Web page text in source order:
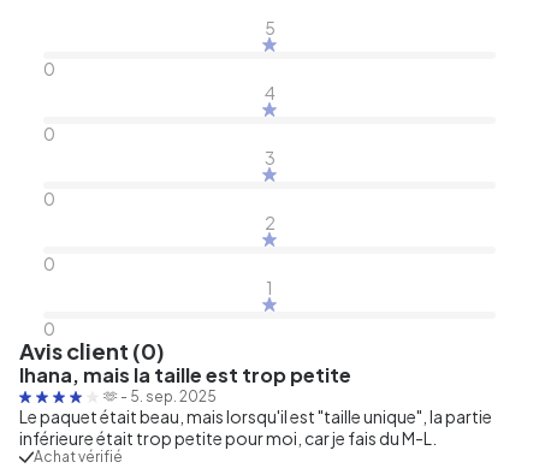
5
0
4
0
3
0
2
0
1
0
Avis client (0)
Ihana, mais la taille est trop petite
🫶 - 5. sep. 2025
Le paquet était beau, mais lorsqu'il est "taille unique", la partie
inférieure était trop petite pour moi, car je fais du M-L.
Achat vérifié